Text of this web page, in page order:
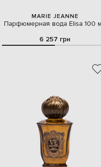
MARIE JEANNE
Парфюмерная вода Elisa 100
6 257 грн